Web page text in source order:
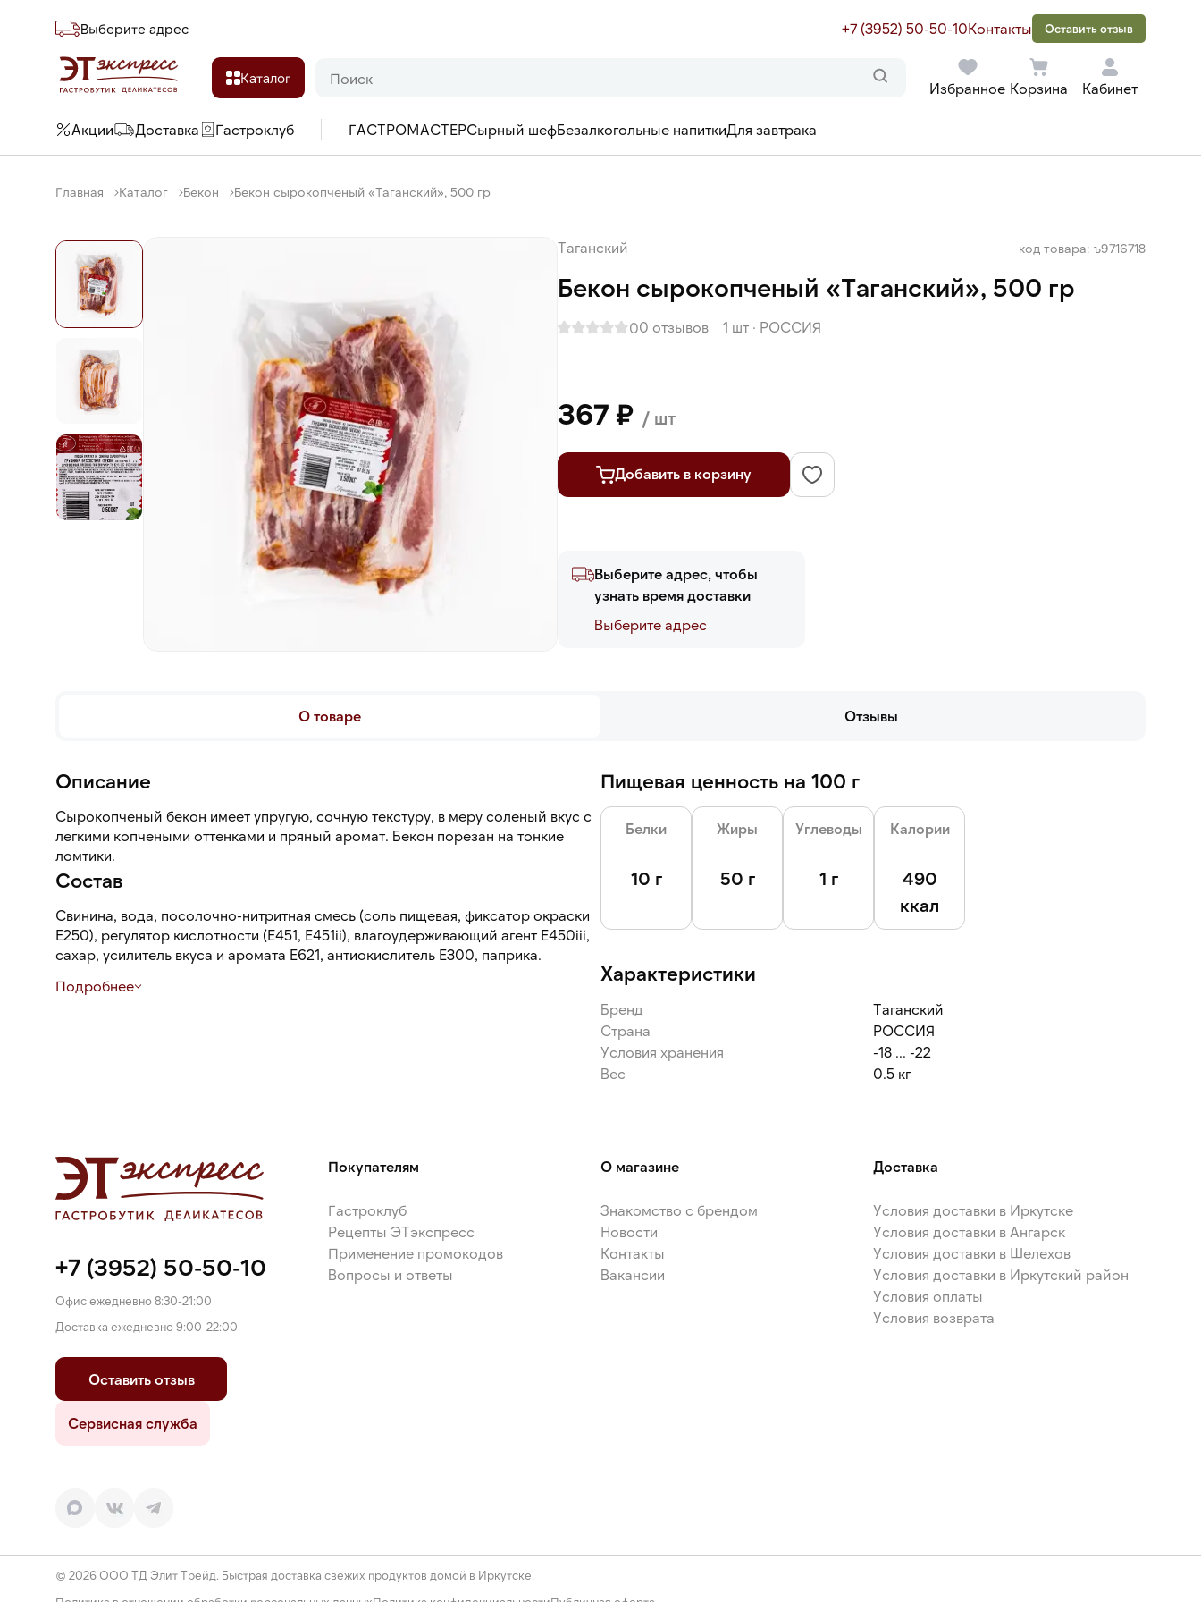
Выберите адреc +7 (3952) 50-50-10Контакты Оставить отзыв
Каталог
Избранное Корзина Кабинет
Акции Доставка Гастроклуб ГАСТРОМАСТЕРСырный шефБезалкогольные напиткиДля завтрака
Главная Каталог Бекон Бекон сырокопченый «Таганский», 500 гр
Таганский код товара: ъ9716718
Бекон сырокопченый «Таганский», 500 гр
00 отзывов 1 шт · РОССИЯ
367 ₽ / шт
Добавить в корзину
Выберите адрес, чтобы
узнать время доставки
Выберите адреc
О товаре Отзывы
Описание
Сырокопченый бекон имеет упругую, сочную текстуру, в меру соленый вкус с
легкими копчеными оттенками и пряный аромат. Бекон порезан на тонкие
ломтики.
Состав
Свинина, вода, посолочно-нитритная смесь (соль пищевая, фиксатор окраски
Е250), регулятор кислотности (Е451, Е451ii), влагоудерживающий агент Е450iii,
сахар, усилитель вкуса и аромата Е621, антиокислитель Е300, паприка.
Подробнее
Пищевая ценность на 100 г
Белки
10 г
Жиры
50 г
Углеводы
1 г
Калории
490
ккал
Характеристики
Бренд
Таганский
Страна
РОССИЯ
Условия хранения
-18 ... -22
Вес
0.5 кг
+7 (3952) 50-50-10
Офис ежедневно 8:30-21:00
Доставка ежедневно 9:00-22:00
Оставить отзыв
Сервисная служба
Покупателям
Гастроклуб
Рецепты ЭТэкспресс
Применение промокодов
Вопросы и ответы
О магазине
Знакомство с брендом
Новости
Контакты
Вакансии
Доставка
Условия доставки в Иркутске
Условия доставки в Ангарск
Условия доставки в Шелехов
Условия доставки в Иркутский район
Условия оплаты
Условия возврата
© 2026 ООО ТД Элит Трейд. Быстрая доставка свежих продуктов домой в Иркутске.